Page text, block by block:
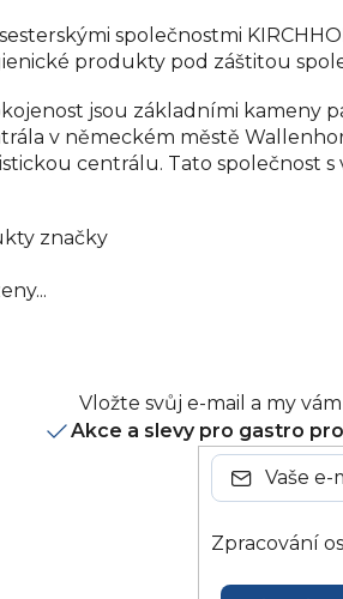
společnostmi
produkty pod záštitou
jsou základními kameny
v německém městě
centrálu. Tato společnost
značky
Vložte svůj e-mail a my
Akce a slevy pro gastro
Zpracování